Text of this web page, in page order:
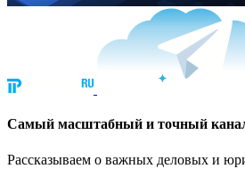
Cамый масштабный и точный
Рассказываем о важных деловых и